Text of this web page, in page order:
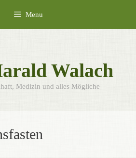
Menu
Walach
Medizin und alles Mögliche